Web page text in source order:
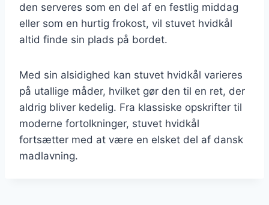
den serveres som en del af en festlig middag
eller som en hurtig frokost, vil stuvet hvidkål
altid finde sin plads på bordet.
Med sin alsidighed kan stuvet hvidkål varieres
på utallige måder, hvilket gør den til en ret, der
aldrig bliver kedelig. Fra klassiske opskrifter til
moderne fortolkninger, stuvet hvidkål
fortsætter med at være en elsket del af dansk
madlavning.